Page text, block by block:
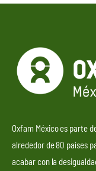
Igualadas
Participa
Oxfam México es parte
alrededor de 80 países
acabar con la